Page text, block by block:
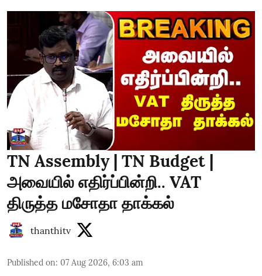
TN Assembly | TN Budget |
அவையில் எதிர்ப்பின்றி.. VAT
திருத்த மசோதா தாக்கல்
thanthitv
Published on: 07 Aug 2026, 6:03 am